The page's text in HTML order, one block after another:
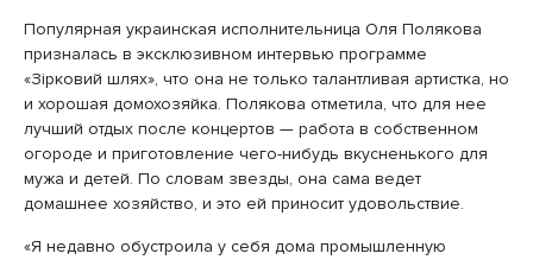
Популярная украинская исполнительница Оля Полякова
призналась в эксклюзивном интервью программе
«Зірковий шлях», что она не только талантливая артистка, но
и хорошая домохозяйка. Полякова отметила, что для нее
лучший отдых после концертов — работа в собственном
огороде и приготовление чего-нибудь вкусненького для
мужа и детей. По словам звезды, она сама ведет
домашнее хозяйство, и это ей приносит удовольствие.
«Я недавно обустроила у себя дома промышленную